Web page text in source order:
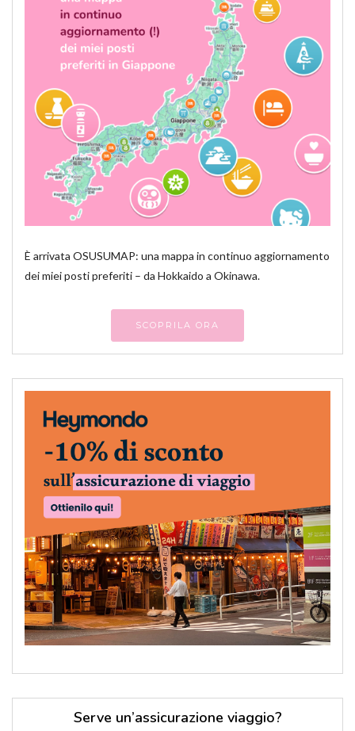
È arrivata OSUSUMAP: una mappa in continuo aggiornamento
dei miei posti preferiti – da Hokkaido a Okinawa.
SCOPRILA ORA
Serve un’assicurazione viaggio?